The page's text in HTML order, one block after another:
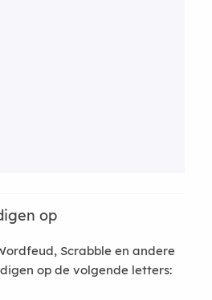
op
Scrabble en andere
op de volgende letters: